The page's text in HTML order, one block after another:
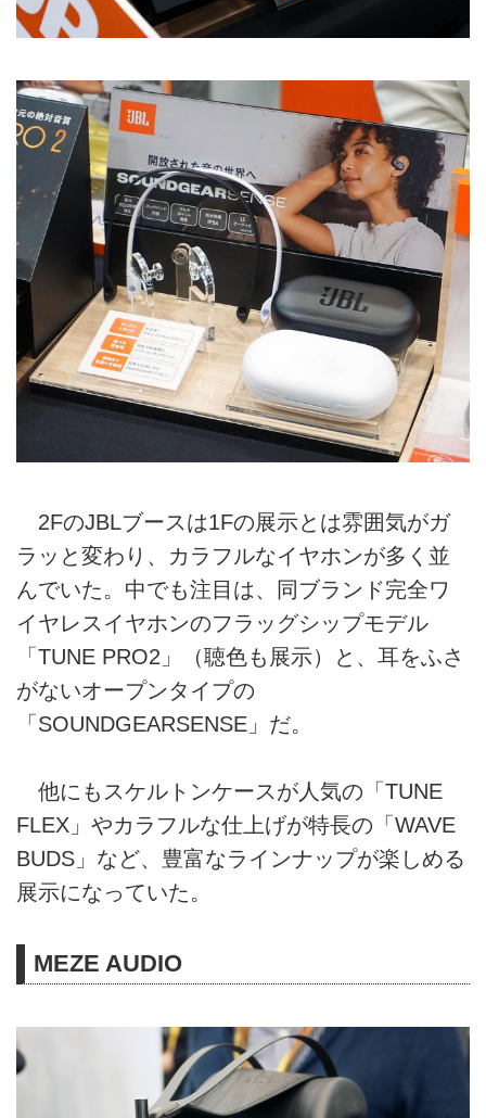
2FのJBLブースは1Fの展示とは雰囲気がガ
ラッと変わり、カラフルなイヤホンが多く並
んでいた。中でも注目は、同ブランド完全ワ
イヤレスイヤホンのフラッグシップモデル
「TUNE PRO2」（聴色も展示）と、耳をふさ
がないオープンタイプの
「SOUNDGEARSENSE」だ。
他にもスケルトンケースが人気の「TUNE
FLEX」やカラフルな仕上げが特長の「WAVE
BUDS」など、豊富なラインナップが楽しめる
展示になっていた。
MEZE AUDIO